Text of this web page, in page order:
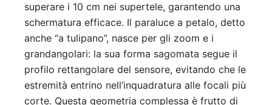
superare i 10 cm nei supertele, garantendo una
schermatura efficace. Il paraluce a petalo, detto
anche “a tulipano”, nasce per gli zoom e i
grandangolari: la sua forma sagomata segue il
profilo rettangolare del sensore, evitando che le
estremità entrino nell’inquadratura alle focali più
corte. Questa geometria complessa è frutto di